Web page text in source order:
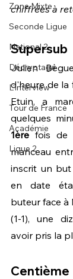
Zone Mixte
Seconde Ligue
National 2
Décryptage
L'interview
Tour de France
Académie
Ligue 2
chiffrées à
Supersub
Julien
d'heure de la
Etuin, a
1ère fois de
manceau
inscrit un
en date
buteur face à
(1-1), une
avoir pris la
Centième